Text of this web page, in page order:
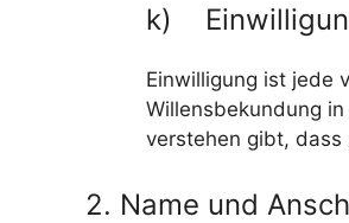
k)
Einwilligung ist jede
Willensbekundung
verstehen gibt, dass
2. Name und